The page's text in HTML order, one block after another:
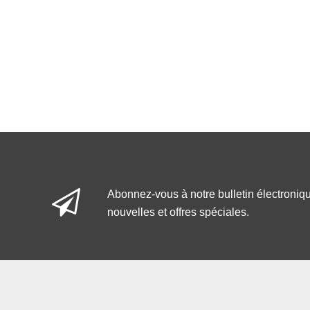
Abonnez-vous à notre bulletin
nouvelles et offres spéciales.